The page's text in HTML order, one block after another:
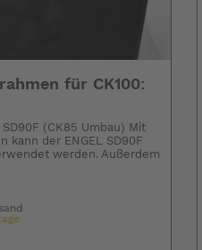
für CK100:
(CK85 Umbau) Mit
kann der ENGEL SD90F
werden. Außerdem